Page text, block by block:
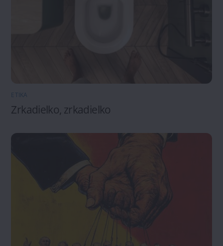
ETIKA
Zrkadielko, zrkadielko